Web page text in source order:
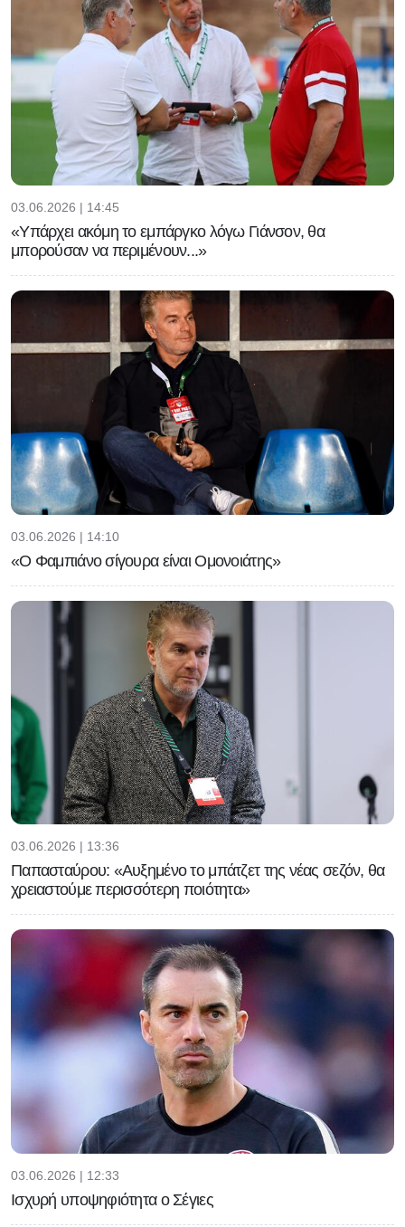
03.06.2026 | 14:45
«Υπάρχει ακόμη το εμπάργκο λόγω Γιάνσον, θα
μπορούσαν να περιμένουν...»
03.06.2026 | 14:10
«Ο Φαμπιάνο σίγουρα είναι Ομονοιάτης»
03.06.2026 | 13:36
Παπασταύρου: «Αυξημένο το μπάτζετ της νέας σεζόν, θα
χρειαστούμε περισσότερη ποιότητα»
03.06.2026 | 12:33
Ισχυρή υποψηφιότητα ο Σέγιες